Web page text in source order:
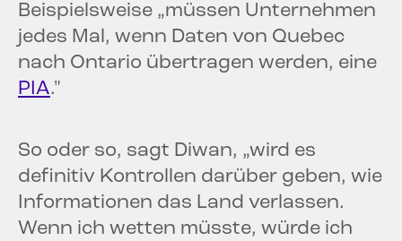
Beispielsweise „müssen Unternehmen
jedes Mal, wenn Daten von Quebec
nach Ontario übertragen werden, eine
PIA."
So oder so, sagt Diwan, „wird es
definitiv Kontrollen darüber geben, wie
Informationen das Land verlassen.
Wenn ich wetten müsste, würde ich